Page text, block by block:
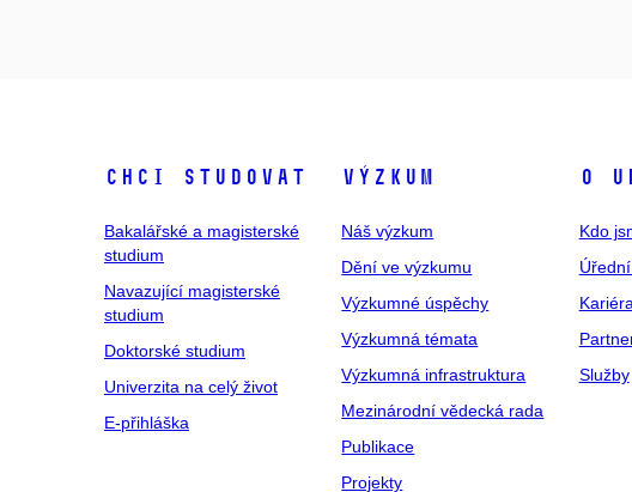
Chci studovat
Bakalářské a magisterské
studium
Navazující magisterské
studium
Doktorské studium
Univerzita na celý život
E-přihláška
Výzkum
Náš výzkum
Dění ve výzkumu
Výzkumné úspěchy
Výzkumná témata
Výzkumná infrastruktura
Mezinárodní vědecká rada
Publikace
Projekty
O
Kdo
Služby